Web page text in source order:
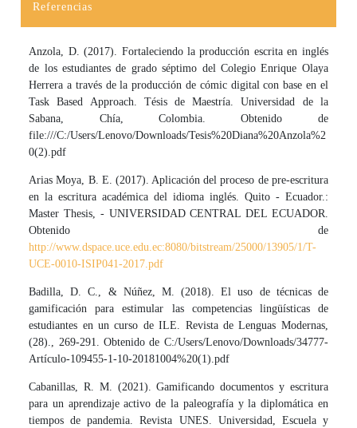
Referencias
Anzola, D. (2017). Fortaleciendo la producción escrita en inglés
de los estudiantes de grado séptimo del Colegio Enrique Olaya
Herrera a través de la producción de cómic digital con base en el
Task Based Approach. Tésis de Maestría. Universidad de la
Sabana, Chía, Colombia. Obtenido de
file:///C:/Users/Lenovo/Downloads/Tesis%20Diana%20Anzola%2
0(2).pdf
Arias Moya, B. E. (2017). Aplicación del proceso de pre-escritura
en la escritura académica del idioma inglés. Quito - Ecuador.:
Master Thesis, - UNIVERSIDAD CENTRAL DEL ECUADOR.
Obtenido de
http://www.dspace.uce.edu.ec:8080/bitstream/25000/13905/1/T-
UCE-0010-ISIP041-2017.pdf
Badilla, D. C., & Núñez, M. (2018). El uso de técnicas de
gamificación para estimular las competencias lingüísticas de
estudiantes en un curso de ILE. Revista de Lenguas Modernas,
(28)., 269-291. Obtenido de C:/Users/Lenovo/Downloads/34777-
Artículo-109455-1-10-20181004%20(1).pdf
Cabanillas, R. M. (2021). Gamificando documentos y escritura
para un aprendizaje activo de la paleografía y la diplomática en
tiempos de pandemia. Revista UNES. Universidad, Escuela y